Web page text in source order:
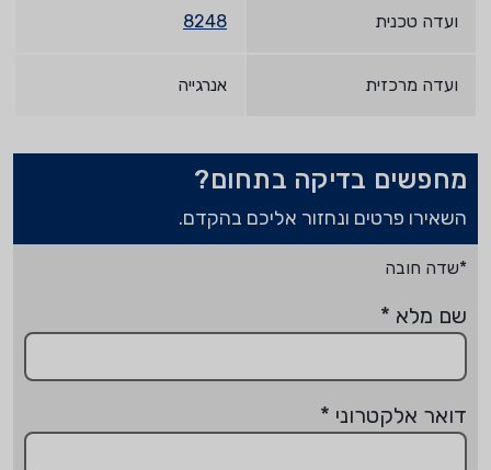
ועדה טכנית 8248
ועדה מרכזית אנרגייה
מחפשים בדיקה בתחום?
השאירו פרטים ונחזור אליכם בהקדם.
*שדה חובה
שם מלא *
דואר אלקטרוני *